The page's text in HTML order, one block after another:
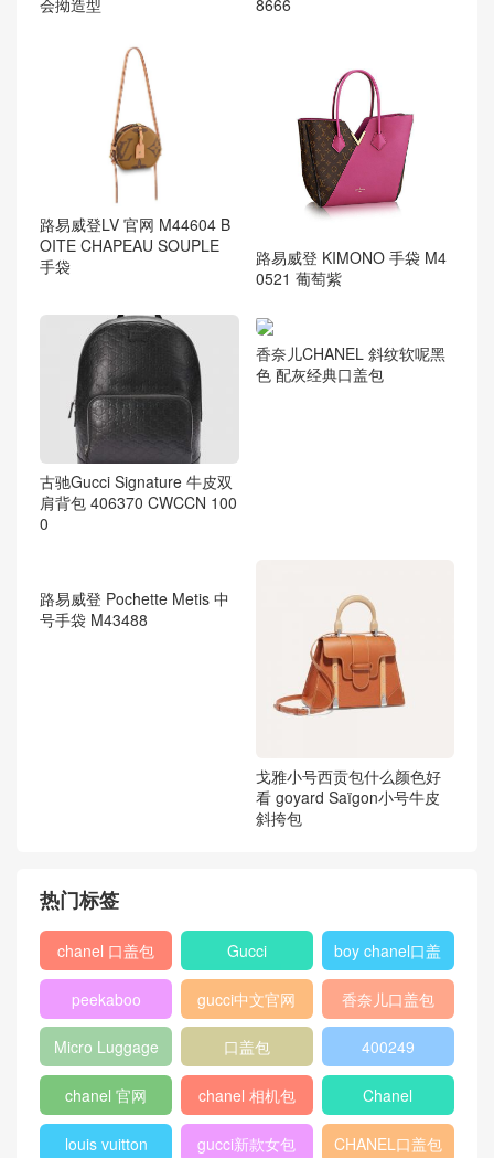
2017两会 青春靓丽的服务员
楚楚动人 撅起小嘴儿 拍照超
Gucci钱包 猫印花GG高级人
造革拉链皮夹451273 9A91N
路易威登LV 官网 M44604 B
OITE CHAPEAU SOUPLE
手袋
路易威登 Pochette Metis 中
号手袋 M43488
戈雅小号西贡包什么颜色好
看 goyard Saïgon小号牛皮
斜挎包
热门标签
chanel 口盖包 Gucci
boy chanel口盖